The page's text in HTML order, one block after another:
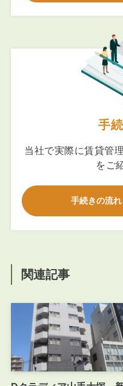
手
当社で実際に賃貸管
をご
手続きの流
関連記事